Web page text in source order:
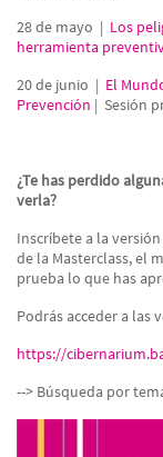
28 de mayo | Los
herramienta
20 de junio | El
Prevención | Sesión
¿Te has perdido
verla?
Inscríbete a la
de la Masterclass, el
prueba lo que has
Podrás acceder a las
https://
--> Búsqueda por